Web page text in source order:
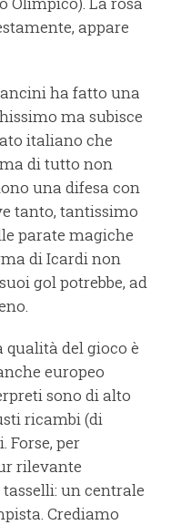
appare
ha fatto una
ma subisce
italiano che
di tutto non
una difesa con
tanto, tantissimo
parate magiche
di Icardi non
gol potrebbe, ad
qualità del gioco è
europeo
sono di alto
ricambi (di
Forse, per
rilevante
un centrale
Crediamo